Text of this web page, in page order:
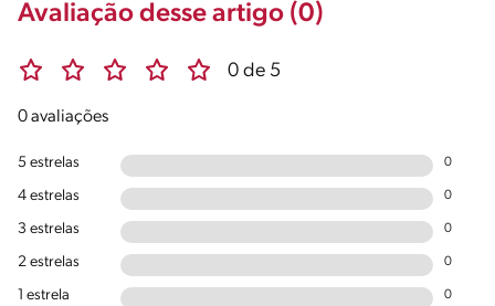
Avaliação desse artigo (0)
0 de 5
0 avaliações
5 estrelas 0
4 estrelas 0
3 estrelas 0
2 estrelas 0
1 estrela 0